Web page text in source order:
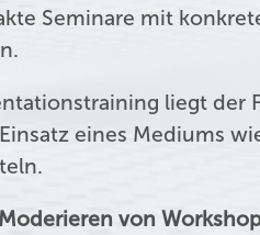
Seminare mit
liegt der
eines Mediums
Moderieren von